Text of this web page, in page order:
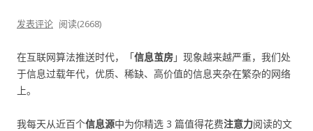
发表评论 阅读(2668)
在互联网算法推送时代，「信息茧房」现象越来越严重，我们处
于信息过载年代，优质、稀缺、高价值的信息夹杂在繁杂的网络
上。
我每天从近百个信息源中为你精选 3 篇值得花费注意力阅读的文